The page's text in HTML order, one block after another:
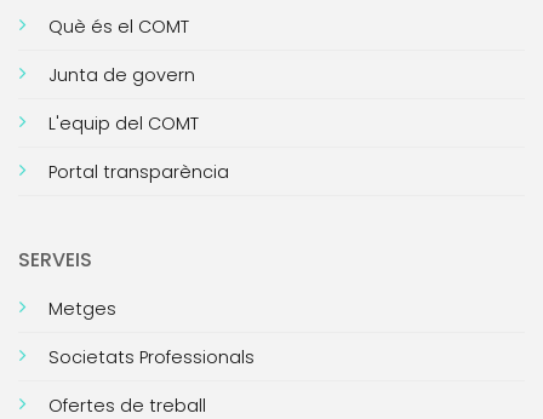
Què és el COMT
Junta de govern
L'equip del COMT
Portal transparència
SERVEIS
Metges
Societats Professionals
Ofertes de treball